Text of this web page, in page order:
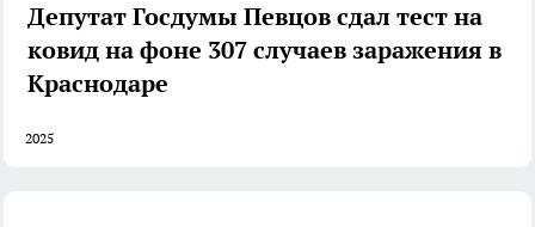
Депутат Госдумы Певцов сдал тест на
ковид на фоне 307 случаев заражения в
Краснодаре
2025